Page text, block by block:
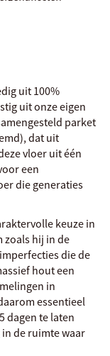
uit 100%
uit onze eigen
parket
dat uit
vloer uit één
een
die generaties
keuze in
zoals hij in de
die de
hout een
in
essentieel
dagen te laten
de ruimte waar